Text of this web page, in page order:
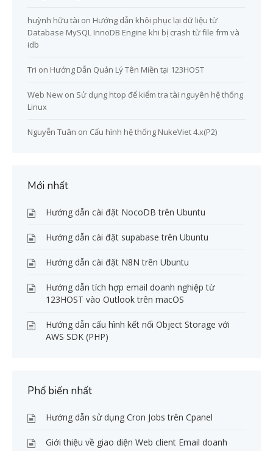
huỳnh hữu tài on Hướng dẫn khôi phục lại dữ liệu từ
Database MySQL InnoDB Engine khi bị crash từ file frm và
idb
Tri on Hướng Dẫn Quản Lý Tên Miền tại 123HOST
Web New on Sử dụng htop để kiểm tra tài nguyên hệ thống
Linux
Nguyễn Tuân on Cấu hình hệ thống NukeViet 4.x(P2)
Mới nhất
Hướng dẫn cài đặt NocoDB trên Ubuntu
Hướng dẫn cài đặt supabase trên Ubuntu
Hướng dẫn cài đặt N8N trên Ubuntu
Hướng dẫn tích hợp email doanh nghiệp từ
123HOST vào Outlook trên macOS
Hướng dẫn cấu hình kết nối Object Storage với
AWS SDK (PHP)
Phổ biến nhất
Hướng dẫn sử dụng Cron Jobs trên Cpanel
Giới thiệu về giao diện Web client Email doanh